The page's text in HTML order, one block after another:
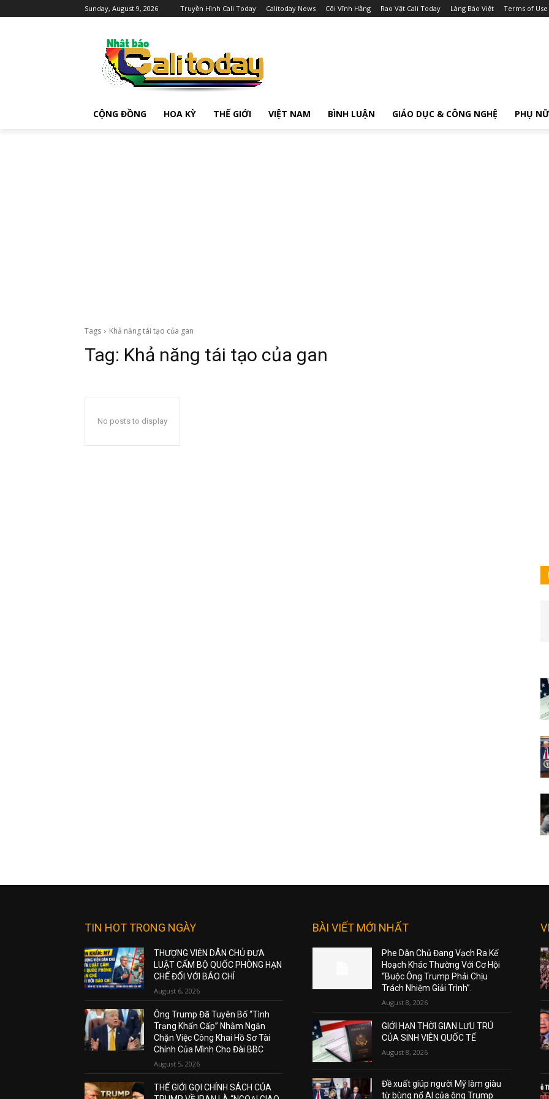
Sunday, August 9, 2026 Truyền Hình Cali Today Calitoday News Cõi Vĩnh Hằng Rao Vặt Cali Today Làng Báo Việt Terms of Use
CỘNG ĐỒNG HOA KỲ THẾ GIỚI VIỆT NAM BÌNH LUẬN GIÁO DỤC & CÔNG NGHỆ PHỤ NỮ
Tags Khả năng tái tạo của gan
Tag: Khả năng tái tạo của gan
No posts to display
TIN HOT TRONG NGÀY
THƯỢNG VIỆN DÂN CHỦ ĐƯA
LUẬT CẤM BỘ QUỐC PHÒNG HẠN
CHẾ ĐỐI VỚI BÁO CHÍ
August 6, 2026
Ông Trump Đã Tuyên Bố “Tình
Trạng Khẩn Cấp” Nhằm Ngăn
Chặn Việc Công Khai Hồ Sơ Tài
Chính Của Mình Cho Đài BBC
August 5, 2026
THẾ GIỚI GỌI CHÍNH SÁCH CỦA
BÀI VIẾT MỚI NHẤT
Phe Dân Chủ Đang Vạch Ra Kế
Hoạch Khác Thường Với Cơ Hội
“Buộc Ông Trump Phải Chịu
Trách Nhiệm Giải Trình”.
August 8, 2026
GIỚI HẠN THỜI GIAN LƯU TRÚ
CỦA SINH VIÊN QUỐC TẾ
August 8, 2026
Đề xuất giúp người Mỹ làm giàu
từ bùng nổ AI của ông Trump